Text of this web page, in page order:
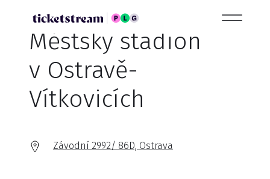
Městský stadion
v Ostravě-
Vítkovicích
Závodní 2992/ 86D, Ostrava